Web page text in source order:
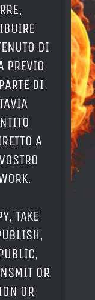
DI
PREVIO
DI
A
TAKE
OR
OR